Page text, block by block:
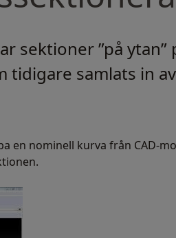
sektioner ”på
samlats in av
en nominell kurva från CAD-